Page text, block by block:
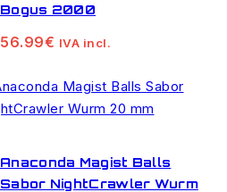
Bogus 2000
56.99€ IVA incl.
Anaconda Magist Balls
Sabor NightCrawler Wurm